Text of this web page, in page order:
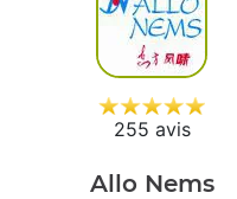
255 avis
Allo Nems